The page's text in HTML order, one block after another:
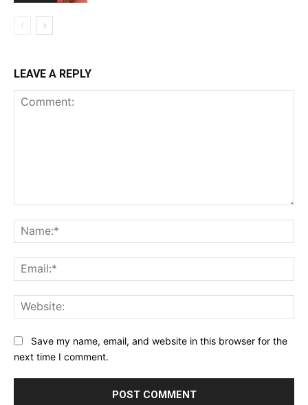
LEAVE A REPLY
Save my name, email, and website in this browser for the
next time I comment.